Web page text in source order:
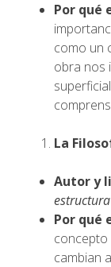
Por qué
como un
obra nos
La
Autor y
Por qué
concepto
cambian